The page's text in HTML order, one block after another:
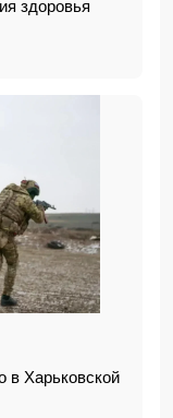
здоровья
в Харьковской